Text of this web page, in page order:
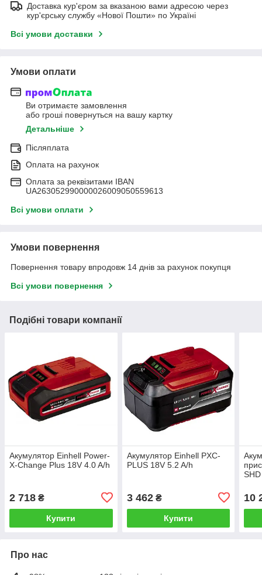
Доставка кур'єром за вказаною вами адресою через
кур'єрську службу «Нової Пошти» по Україні
Всі умови доставки
Умови оплати
Ви отримаєте замовлення
або гроші повернуться на вашу картку
Детальніше
Післяплата
Оплата на рахунок
Оплата за реквізитами IBAN
UA263052990000026009050559613
Всі умови оплати
Умови повернення
Повернення товару впродовж 14 днів за рахунок покупця
Всі умови повернення
Подібні товари компанії
Акумулятор Einhell Power-
X-Change Plus 18V 4.0 A/h
2 718 ₴
Купити
Акумулятор Einhell PXC-
PLUS 18V 5.2 A/h
3 462₴
Купити
10
Про нас